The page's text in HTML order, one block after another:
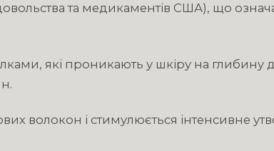
та медикаментів США), що
які проникають у шкіру на глибину
волокон і стимулюється інтенсивне